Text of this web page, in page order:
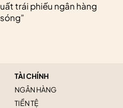
trái phiếu ngân hàng
TÀI CHÍNH
NGÂN HÀNG
TIỀN TỆ